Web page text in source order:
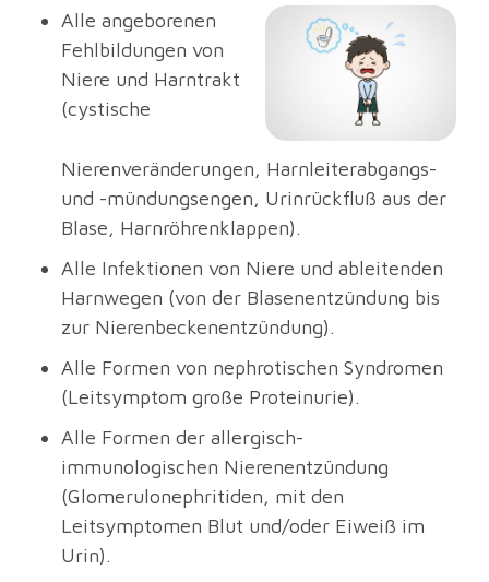
Alle angeborenen
Fehlbildungen von
Niere und Harntrakt
(cystische
Nierenveränderungen, Harnleiterabgangs-
und -mündungsengen, Urinrückfluß aus der
Blase, Harnröhrenklappen).
Alle Infektionen von Niere und ableitenden
Harnwegen (von der Blasenentzündung bis
zur Nierenbeckenentzündung).
Alle Formen von nephrotischen Syndromen
(Leitsymptom große Proteinurie).
Alle Formen der allergisch-
immunologischen Nierenentzündung
(Glomerulonephritiden, mit den
Leitsymptomen Blut und/oder Eiweiß im
Urin).